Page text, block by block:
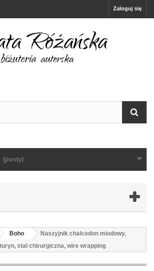
Zaloguj się
(pusty)
Boho
Naszyjnik chalcedon miodowy,
stal chirurgiczna, wire wrapping